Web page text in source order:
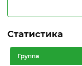
Статистика
Группа